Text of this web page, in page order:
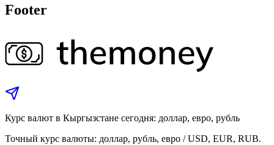
Footer
Курс валют в Кыргызстане сегодня: доллар, евро, рубль
Точный курс валюты: доллар, рубль, евро / USD, EUR, RUB.